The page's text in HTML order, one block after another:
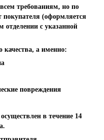
требованиям, но по
покупателя (оформляется
отделении с указанной
качества, а именно:
повреждения
в течение 14